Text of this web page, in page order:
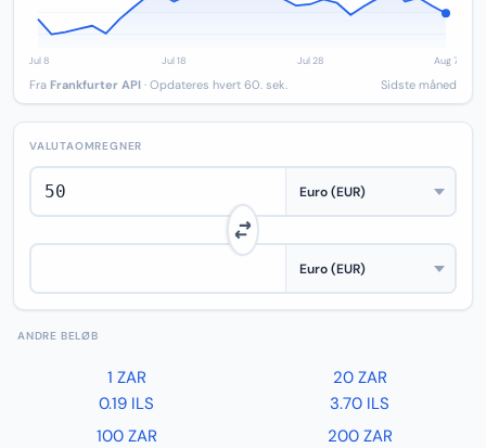
Fra Frankfurter API · Opdateres hvert 60. sek. Sidste måned
VALUTAOMREGNER
ANDRE BELØB
1 ZAR
0.19 ILS
20 ZAR
3.70 ILS
100 ZAR
200 ZAR